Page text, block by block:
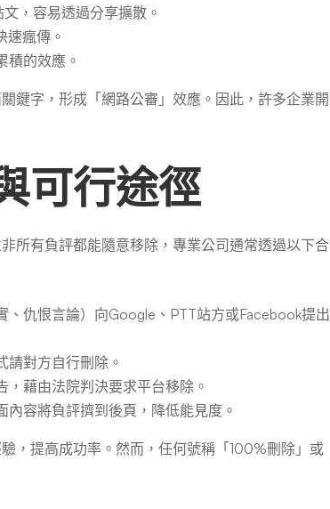
，容易透過分享擴散。
速瘋傳。
積的效應。
鍵字，形成「網路公審」效應。因此，許多企業開
可行途徑
所有負評都能隨意移除，專業公司通常透過以下合
、仇恨言論）向Google、PTT站方或Facebook提出
請對方自行刪除。
，藉由法院判決要求平台移除。
內容將負評擠到後頁，降低能見度。
，提高成功率。然而，任何號稱「100%刪除」或